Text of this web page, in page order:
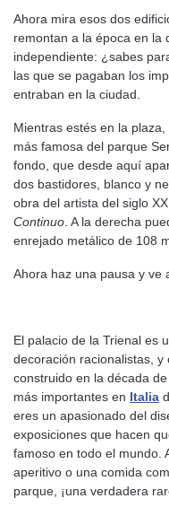
Ahora mira esos dos
remontan a la época en la
independiente: ¿sabes
las que se pagaban los
entraban en la ciudad.
Mientras estés en la
más famosa del parque
fondo, que desde aquí
dos bastidores, blanco y
obra del artista del siglo
Continuo . A la derecha
enrejado metálico de 108
Ahora haz una pausa y ve
El palacio de la Trienal es
decoración racionalistas,
construido en la década
más importantes en Italia
eres un apasionado del
exposiciones que hacen
famoso en todo el mundo.
aperitivo o una comida
parque, ¡una verdadera